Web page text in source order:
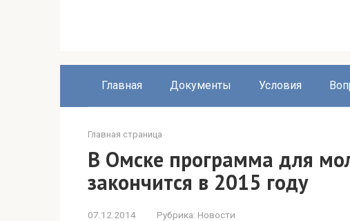
Главная Документы Условия
Главная страница
В Омске программа для
закончится в 2015 году
07.12.2014 Рубрика: Новости